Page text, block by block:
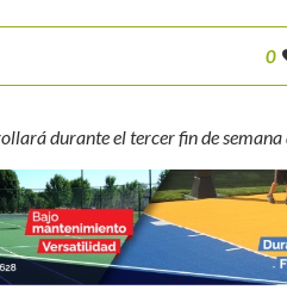
0
durante el tercer fin de